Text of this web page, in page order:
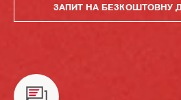
ЗАПИТ НА БЕЗКОШТОВНУ